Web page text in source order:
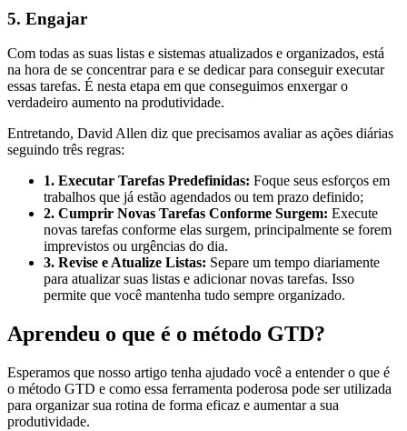
5. Engajar
Com todas as suas listas e sistemas atualizados e organizados, está
na hora de se concentrar para e se dedicar para conseguir executar
essas tarefas. É nesta etapa em que conseguimos enxergar o
verdadeiro aumento na produtividade.
Entretando, David Allen diz que precisamos avaliar as ações diárias
seguindo três regras:
1. Executar Tarefas Predefinidas: Foque seus esforços em
trabalhos que já estão agendados ou tem prazo definido;
2. Cumprir Novas Tarefas Conforme Surgem: Execute
novas tarefas conforme elas surgem, principalmente se forem
imprevistos ou urgências do dia.
3. Revise e Atualize Listas: Separe um tempo diariamente
para atualizar suas listas e adicionar novas tarefas. Isso
permite que você mantenha tudo sempre organizado.
Aprendeu o que é o método GTD?
Esperamos que nosso artigo tenha ajudado você a entender o que é
o método GTD e como essa ferramenta poderosa pode ser utilizada
para organizar sua rotina de forma eficaz e aumentar a sua
produtividade.